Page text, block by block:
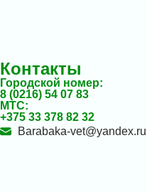
Контакты
Городской номер:
8 (0216) 54 07 83
МТС:
+375 33 378 82 32
Barabaka-vet@yandex.ru